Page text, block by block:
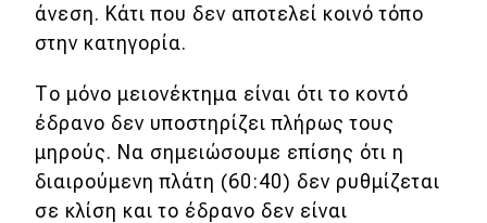
άνεση. Κάτι που δεν αποτελεί κοινό τόπο
στην κατηγορία.
Το μόνο μειονέκτημα είναι ότι το κοντό
έδρανο δεν υποστηρίζει πλήρως τους
μηρούς. Να σημειώσουμε επίσης ότι η
διαιρούμενη πλάτη (60:40) δεν ρυθμίζεται
σε κλίση και το έδρανο δεν είναι